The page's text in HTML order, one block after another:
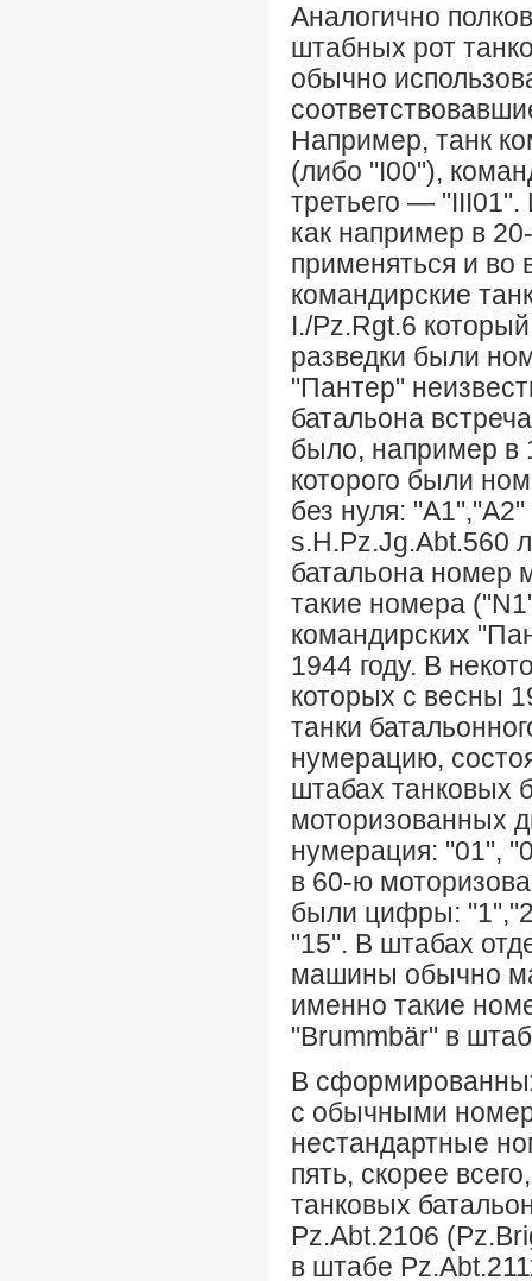
Аналогично
штабных рот
обычно
Например, танк
(либо "I00"),
третьего — "III01".
как например в
применяться и во
командирские
I./Pz.Rgt.6
разведки были
"Пантер"
батальона
было, например в
которого были
без нуля:
s.H.Pz.Jg.Abt.560
батальона номер
такие номера
командирских
1944 году. В
которых с весны
танки
нумерацию,
штабах танковых
моторизованных
нумерация: "01",
в 60-ю
были цифры:
"15". В штабах
машины обычно
именно такие
"Brummbär" в
В
с обычными
нестандартные
пять, скорее
танковых
Pz.Abt.2106 (Pz.
в штабе